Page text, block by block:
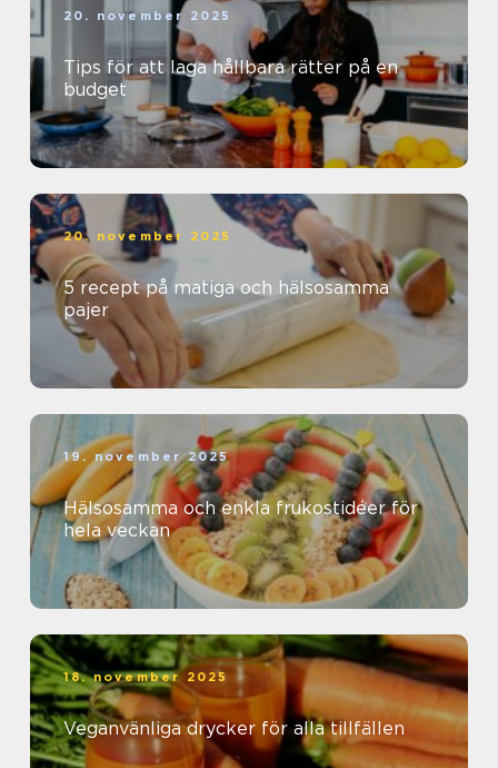
20. november 2025
Tips för att laga hållbara rätter på en
budget
20. november 2025
5 recept på matiga och hälsosamma
pajer
19. november 2025
Hälsosamma och enkla frukostidéer för
hela veckan
18. november 2025
Veganvänliga drycker för alla tillfällen